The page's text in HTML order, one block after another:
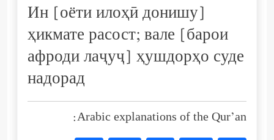
Ин [оёти илоҳӣ донишу]
ҳикмате расост; вале [барои
афроди лаҷуҷ] ҳушдорҳо суде
надорад
Arabic explanations of the Qur’an: